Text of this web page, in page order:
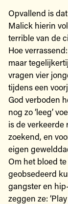
Opvallend is
Malick hierin
terrible van de
Hoe
maar
vragen vier
tijdens een
God verboden
nog zo ‘leeg’
is de verkeerde
zoekend, en
eigen
Om het bloed
geobsedeerd
gangster en
zeggen ze: